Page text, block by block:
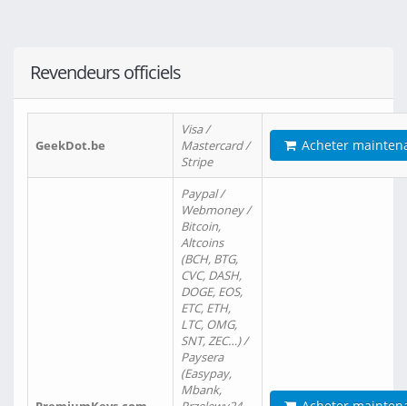
Revendeurs officiels
GeekDot.be
Visa /
Mastercard /
Stripe
Acheter
Paypal /
Webmoney /
Bitcoin,
Altcoins
(BCH, BTG,
CVC, DASH,
DOGE, EOS,
ETC, ETH,
LTC, OMG,
SNT, ZEC…) /
Paysera
(Easypay,
Mbank,